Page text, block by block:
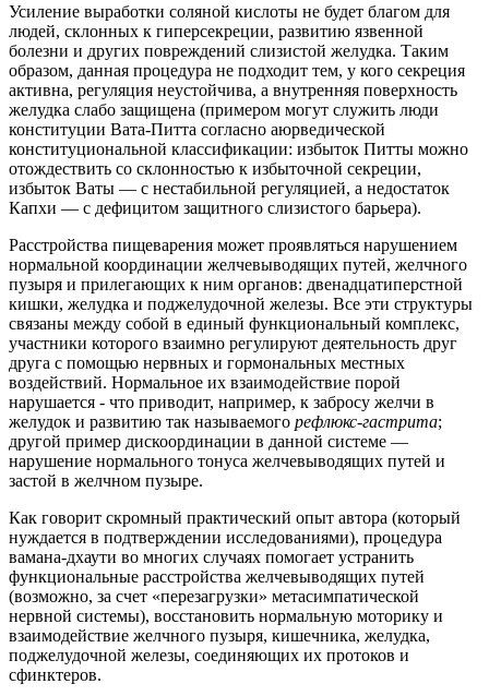
Усиление выработки соляной кислоты не будет благом для
людей, склонных к гиперсекреции, развитию язвенной
болезни и других повреждений слизистой желудка. Таким
образом, данная процедура не подходит тем, у кого секреция
активна, регуляция неустойчива, а внутренняя поверхность
желудка слабо защищена (примером могут служить люди
конституции Вата-Питта согласно аюрведической
конституциональной классификации: избыток Питты можно
отождествить со склонностью к избыточной секреции,
избыток Ваты — с нестабильной регуляцией, а недостаток
Капхи — с дефицитом защитного слизистого барьера).
Расстройства пищеварения может проявляться нарушением
нормальной координации желчевыводящих путей, желчного
пузыря и прилегающих к ним органов: двенадцатиперстной
кишки, желудка и поджелудочной железы. Все эти структуры
связаны между собой в единый функциональный комплекс,
участники которого взаимно регулируют деятельность друг
друга с помощью нервных и гормональных местных
воздействий. Нормальное их взаимодействие порой
нарушается - что приводит, например, к забросу желчи в
желудок и развитию так называемого рефлюкс-гастрита;
другой пример дискоординации в данной системе —
нарушение нормального тонуса желчевыводящих путей и
застой в желчном пузыре.
Как говорит скромный практический опыт автора (который
нуждается в подтверждении исследованиями), процедура
вамана-дхаути во многих случаях помогает устранить
функциональные расстройства желчевыводящих путей
(возможно, за счет «перезагрузки» метасимпатической
нервной системы), восстановить нормальную моторику и
взаимодействие желчного пузыря, кишечника, желудка,
поджелудочной железы, соединяющих их протоков и
сфинктеров.